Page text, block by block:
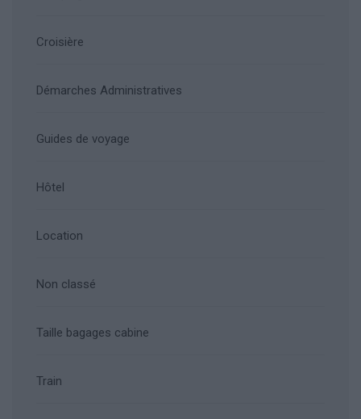
Croisière
Démarches Administratives
Guides de voyage
Hôtel
Location
Non classé
Taille bagages cabine
Train